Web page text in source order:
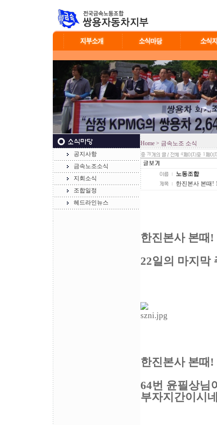
공지사항
금속노조소식
지회소식
조합일정
헤드라인뉴스
Home > 금속노조 소식
78 4 1
노동조합
한진본사 본때!
한진본사 본때
22일의 마지막
한진본사 본때
64번 윤필상님
부자지간이시